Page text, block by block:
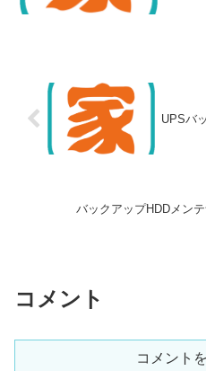
UPSバ
バックアップHDDメン
コメント
コメント